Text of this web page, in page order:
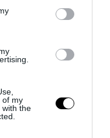
of my
with the